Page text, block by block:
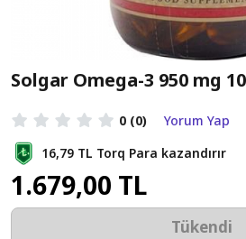
Solgar Omega-3 950 mg
0 (0)
Yorum Yap
16,79 TL Torq Para kazandırır
1.679,00 TL
Tükendi